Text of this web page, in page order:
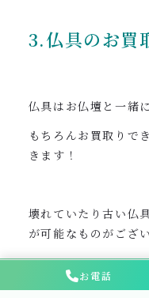
3.仏具のお買
仏具はお仏壇と一緒
もちろんお買取りで
きます！
壊れていたり古い仏
が可能なものがござ
処理業者に依頼する
お問い合
お電話